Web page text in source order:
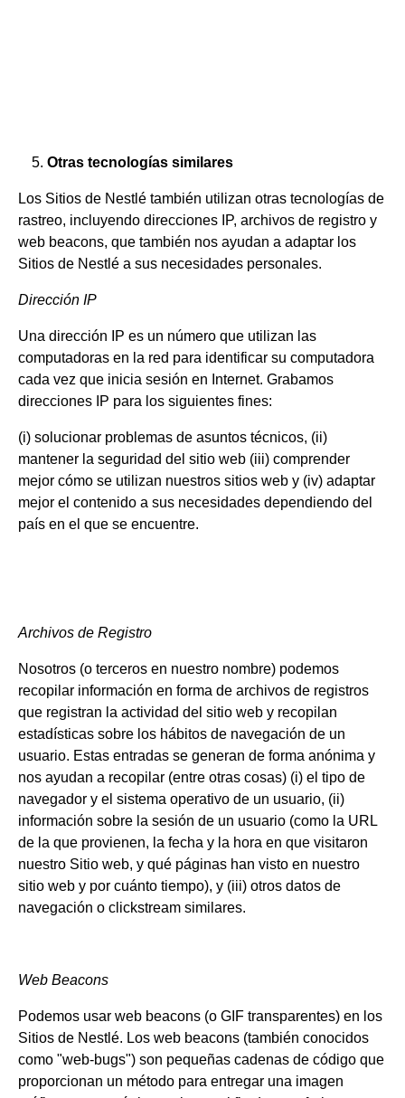
Otras tecnologías similares
Los Sitios de Nestlé también utilizan otras tecnologías de
rastreo, incluyendo direcciones IP, archivos de registro y
web beacons, que también nos ayudan a adaptar los
Sitios de Nestlé a sus necesidades personales.
Dirección IP
Una dirección IP es un número que utilizan las
computadoras en la red para identificar su computadora
cada vez que inicia sesión en Internet. Grabamos
direcciones IP para los siguientes fines:
(i) solucionar problemas de asuntos técnicos, (ii)
mantener la seguridad del sitio web (iii) comprender
mejor cómo se utilizan nuestros sitios web y (iv) adaptar
mejor el contenido a sus necesidades dependiendo del
país en el que se encuentre.
Archivos de Registro
Nosotros (o terceros en nuestro nombre) podemos
recopilar información en forma de archivos de registros
que registran la actividad del sitio web y recopilan
estadísticas sobre los hábitos de navegación de un
usuario. Estas entradas se generan de forma anónima y
nos ayudan a recopilar (entre otras cosas) (i) el tipo de
navegador y el sistema operativo de un usuario, (ii)
información sobre la sesión de un usuario (como la URL
de la que provienen, la fecha y la hora en que visitaron
nuestro Sitio web, y qué páginas han visto en nuestro
sitio web y por cuánto tiempo), y (iii) otros datos de
navegación o clickstream similares.
Web Beacons
Podemos usar web beacons (o GIF transparentes) en los
Sitios de Nestlé. Los web beacons (también conocidos
como "web-bugs") son pequeñas cadenas de código que
proporcionan un método para entregar una imagen